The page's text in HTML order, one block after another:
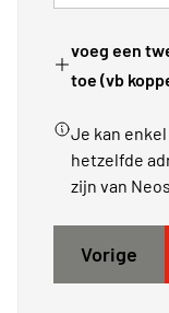
voeg een
toe (vb
Je kan
hetzelfde
zijn van
Vorige